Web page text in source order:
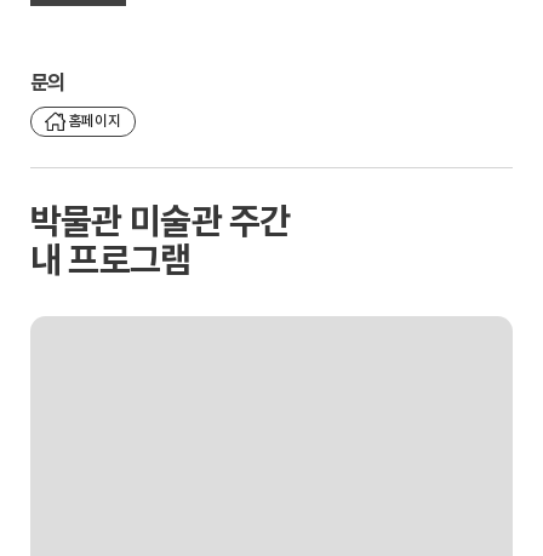
문의
홈페이지
박물관 미술관 주간
내 프로그램